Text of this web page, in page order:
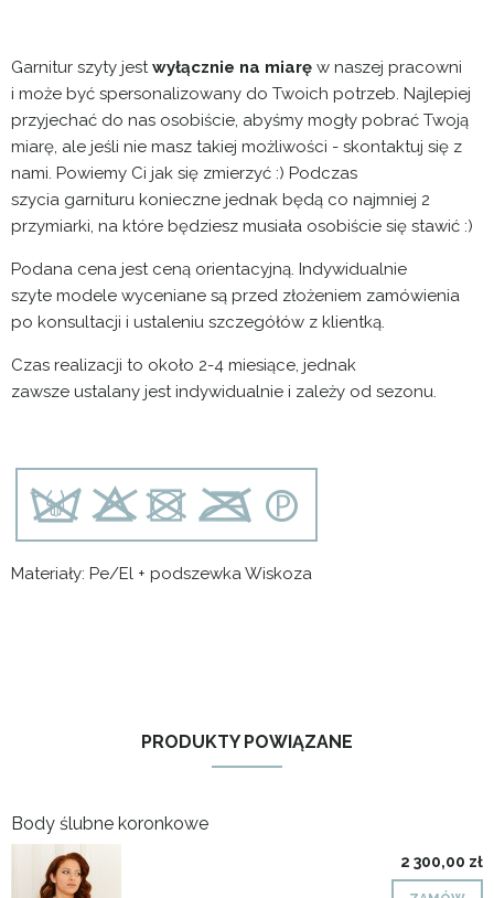
Garnitur szyty jestwyłącznie na miarę w naszej pracowni
i może być spersonalizowany do Twoich potrzeb. Najlepiej
przyjechać do nas osobiście, abyśmy mogły pobrać Twoją
miarę, ale jeśli nie masz takiej możliwości - skontaktuj się z
nami. Powiemy Ci jak się zmierzyć :) Podczas
szycia garnituru konieczne jednak będą co najmniej 2
przymiarki, na które będziesz musiała osobiście się stawić :)
Podana cena jest ceną orientacyjną. Indywidualnie
szyte modele wyceniane są przed złożeniem zamówienia
po konsultacji i ustaleniu szczegółów z klientką.
Czas realizacji to około 2-4 miesiące, jednak
zawsze ustalany jest indywidualnie i zależy od sezonu.
Materiały: Pe/El + podszewka Wiskoza
PRODUKTY POWIĄZANE
Body ślubne koronkowe
2 300,00 zł